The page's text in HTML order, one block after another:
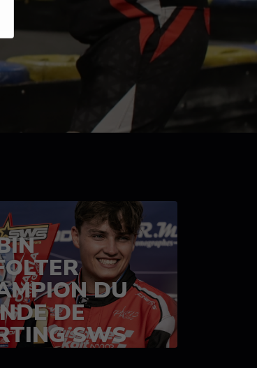
DU
DE
SWS